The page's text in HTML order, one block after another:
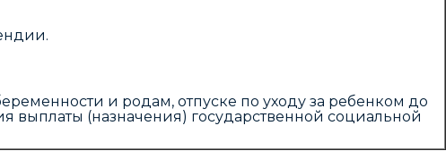
и родам, отпуске по уходу за ребенком до
выплаты (назначения) государственной социальной